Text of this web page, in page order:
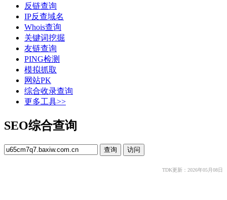
反链查询
IP反查域名
Whois查询
关键词挖掘
友链查询
PING检测
模拟抓取
网站PK
综合收录查询
更多工具>>
SEO综合查询
TDK更新：2026年05月08日